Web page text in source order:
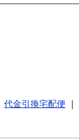
代金引換宅配便